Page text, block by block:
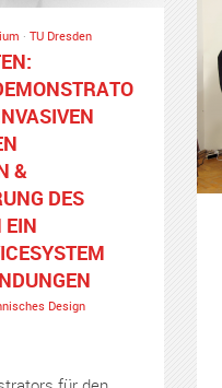
· TU Dresden
&
DES
EIN
Design